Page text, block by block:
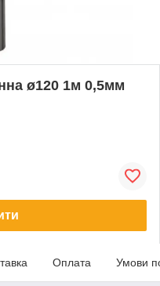
ø120 1м 0,5мм
Оплата Умови